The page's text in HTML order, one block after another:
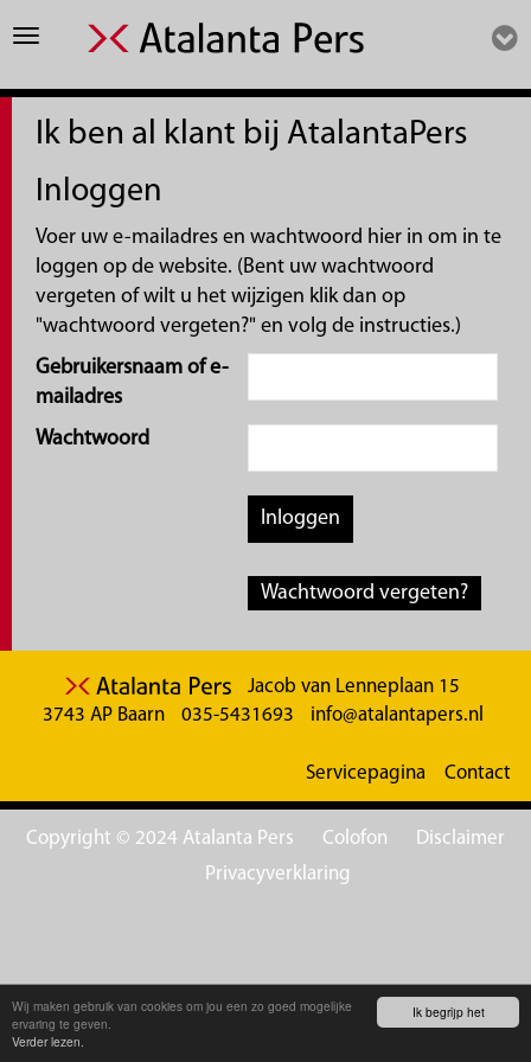
Ik begrijp het
Wij maken gebruik van cookies om jou een zo goed mogelijke
ervaring te geven.
Verder lezen.
Toggle
Ik ben al klant bij AtalantaPers
Inloggen
Voer uw e-mailadres en wachtwoord hier in om in te
loggen op de website. (Bent uw wachtwoord
vergeten of wilt u het wijzigen klik dan op
"wachtwoord vergeten?" en volg de instructies.)
Gebruikersnaam of e-
mailadres
Wachtwoord
Wachtwoord vergeten?
Jacob van Lenneplaan 15
3743 AP Baarn
035-5431693 info@atalantapers.nl
Servicepagina Contact
Copyright © 2024 Atalanta Pers Colofon
Disclaimer
Privacyverklaring